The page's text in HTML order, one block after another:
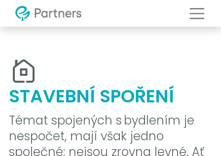
STAVEBNÍ SPOŘENÍ
Témat spojených s bydlením je
nespočet, mají však jedno
společné: nejsou zrovna levné. Ať